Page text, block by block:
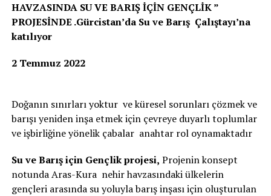
HAVZASINDA SU VE BARIŞ İÇİN GENÇLİK ”
PROJESİNDE .Gürcistan’da Su ve Barış Çalıştayı’na
katılıyor
2 Temmuz 2022
Doğanın sınırları yoktur ve küresel sorunları çözmek ve
barışı yeniden inşa etmek için çevreye duyarlı toplumlar
ve işbirliğine yönelik çabalar anahtar rol oynamaktadır
Su ve Barış için Gençlik projesi, Projenin konsept
notunda Aras-Kura nehir havzasındaki ülkelerin
gençleri arasında su yoluyla barış inşası için oluşturulan